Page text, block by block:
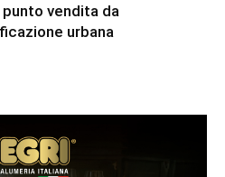
punto vendita da
urbana